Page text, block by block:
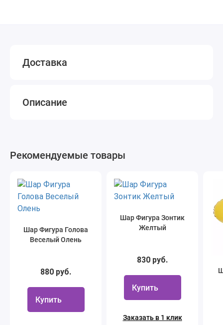
Доставка
Описание
Рекомендуемые товары
Шар Фигура Голова
Веселый Олень
880 руб.
Купить
Шар Фигура Зонтик
Желтый
830 руб.
Купить
Заказать в 1 клик